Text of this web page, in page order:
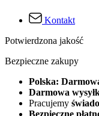
Kontakt
Potwierdzona jakość
Bezpieczne zakupy
Polska:
Darmowa
Pracujemy
Bezpieczne